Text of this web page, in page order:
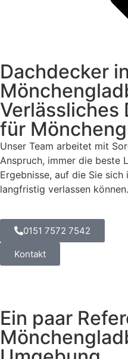
Dachdecker in
Verlässliches
für
Unser Team arbeitet mit
Anspruch, immer die beste
Ergebnisse, auf die Sie
langfristig verlassen können.
0151 7572 7542
Kontakt
Ein paar